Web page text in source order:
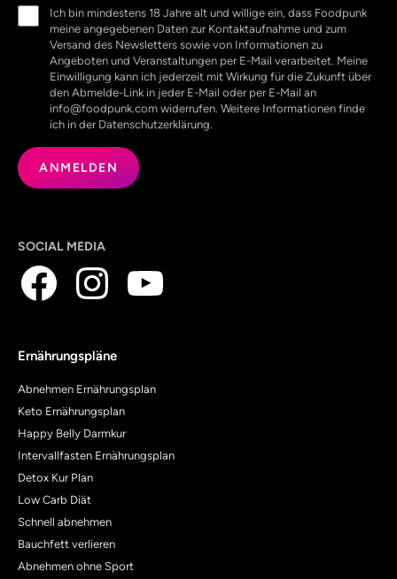
(erforderlich)
Ich bin mindestens 18 Jahre alt und willige ein, dass Foodpunk
meine angegebenen Daten zur Kontaktaufnahme und zum
Versand des Newsletters sowie von Informationen zu
Angeboten und Veranstaltungen per E-Mail verarbeitet. Meine
Einwilligung kann ich jederzeit mit Wirkung für die Zukunft über
den Abmelde-Link in jeder E-Mail oder per E-Mail an
info@foodpunk.com widerrufen. Weitere Informationen finde
ich in der Datenschutzerklärung.
SOCIAL MEDIA
Ernährungspläne
Abnehmen Ernährungsplan
Keto Ernährungsplan
Happy Belly Darmkur
Intervallfasten Ernährungsplan
Detox Kur Plan
Low Carb Diät
Schnell abnehmen
Bauchfett verlieren
Abnehmen ohne Sport